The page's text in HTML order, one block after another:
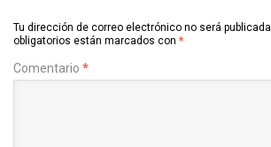
Tu dirección de correo electrónico no será publicada.
obligatorios están marcados con *
Comentario *